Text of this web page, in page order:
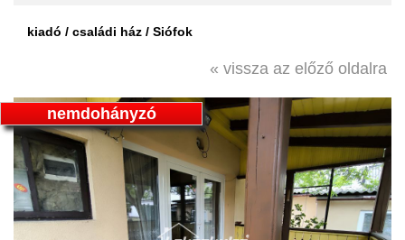
kiadó / családi ház / Siófok
« vissza az előző oldalra
nemdohányzó